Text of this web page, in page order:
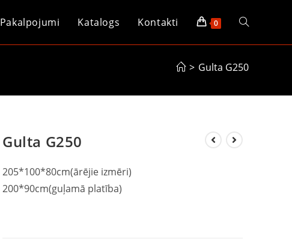
Pakalpojumi Katalogs Kontakti 0
> Gulta G250
Gulta G250
205*100*80cm(ārējie izmēri)
200*90cm(guļamā platība)